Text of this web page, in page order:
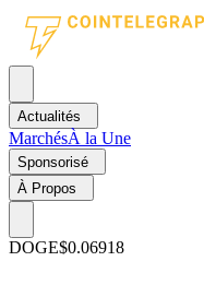
Actualités
MarchésÀ la Une
Sponsorisé
À Propos
DOGE$0.06918